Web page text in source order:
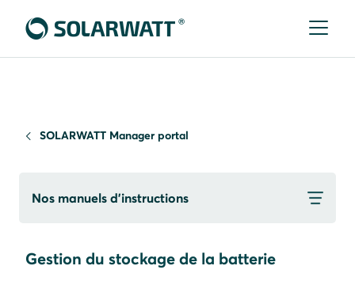
SOLARWATT Manager portal
Nos manuels d’instructions
Gestion du stockage de la batterie